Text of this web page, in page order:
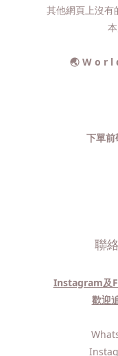
其他網頁上沒有
🌏 W o r l
下單前
聯
Instagram及
歡迎